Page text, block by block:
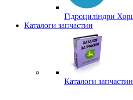
Гідроциліндри
Каталоги запчастин
Каталоги запчастин